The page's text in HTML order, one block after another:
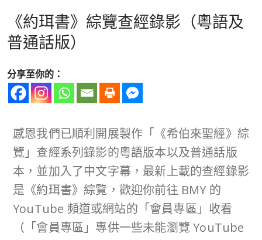
《約珥書》綜覽查經錄影（粵語及
普通話版）
分享至你的：
感恩我們已順利開展製作「《希伯來聖經》綜
覽」查經系列錄影的粵語版本以及普通話版
本，並加入了中文字幕，最新上載的查經錄影
是《約珥書》綜覽，歡迎你前往 BMY 的
YouTube 頻道或網站的「會員專區」收看
（「會員專區」專供一些未能瀏覽 YouTube